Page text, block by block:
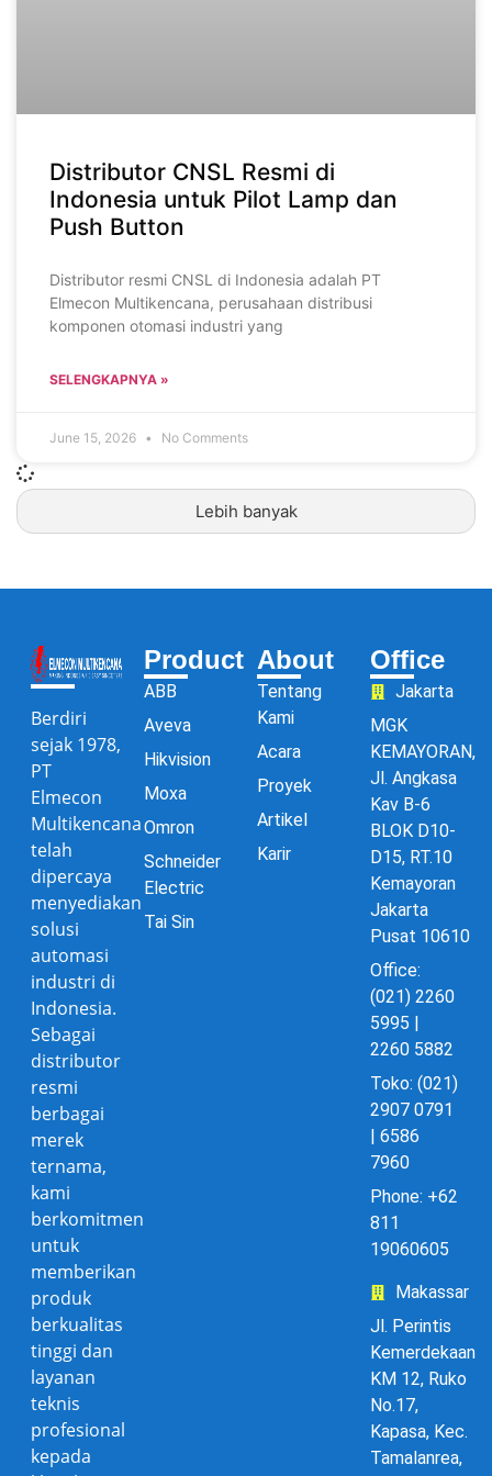
Distributor CNSL Resmi di
Indonesia untuk Pilot Lamp dan
Push Button
Distributor resmi CNSL di Indonesia adalah PT
Elmecon Multikencana, perusahaan distribusi
komponen otomasi industri yang
SELENGKAPNYA »
June 15, 2026 No Comments
Lebih banyak
Berdiri
sejak 1978,
PT
Elmecon
Multikencana
telah
dipercaya
menyediakan
solusi
automasi
industri di
Indonesia.
Sebagai
distributor
resmi
berbagai
merek
ternama,
kami
berkomitmen
untuk
memberikan
produk
berkualitas
tinggi dan
layanan
teknis
profesional
kepada
Product
ABB
Aveva
Hikvision
Moxa
Omron
Schneider
Electric
Tai Sin
About
Tentang
Kami
Acara
Proyek
Artikel
Karir
Office
Jakarta
MGK
KEMAYORAN,
Jl. Angkasa
Kav B-6
BLOK D10-
D15, RT.10
Kemayoran
Jakarta
Pusat 10610
Office:
(021) 2260
5995 |
2260 5882
Toko: (021)
2907 0791
| 6586
7960
Phone: +62
811
19060605
Makassar
Jl. Perintis
Kemerdekaan
KM 12, Ruko
No.17,
Kapasa, Kec.
Tamalanrea,